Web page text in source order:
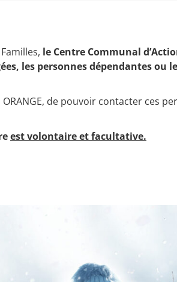
le Centre Communal
les personnes dépendantes ou
de pouvoir contacter ces
est volontaire et facultative.